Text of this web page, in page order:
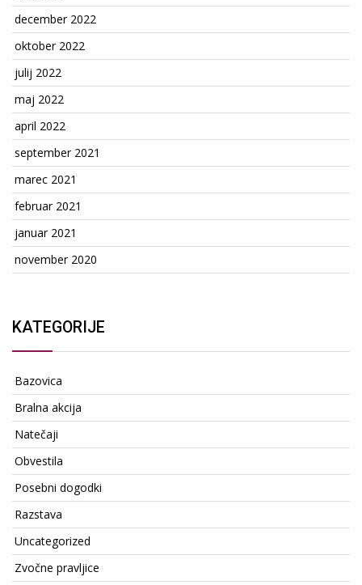
december 2022
oktober 2022
julij 2022
maj 2022
april 2022
september 2021
marec 2021
februar 2021
januar 2021
november 2020
KATEGORIJE
Bazovica
Bralna akcija
Natečaji
Obvestila
Posebni dogodki
Razstava
Uncategorized
Zvočne pravljice